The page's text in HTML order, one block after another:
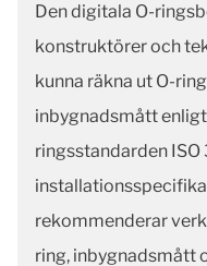
Den digitala O-
konstruktörer och
kunna räkna ut O-
inbygnadsmått
ringsstandarden ISO
rekommenderar
ring, inbygnadsmått